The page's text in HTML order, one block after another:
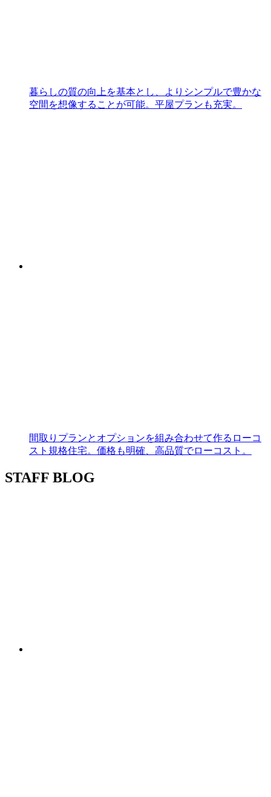
暮らしの質の向上を基本とし、よりシンプルで豊かな
空間を想像することが可能。平屋プランも充実。
間取りプランとオプションを組み合わせて作るローコ
スト規格住宅。価格も明確、高品質でローコスト。
STAFF BLOG